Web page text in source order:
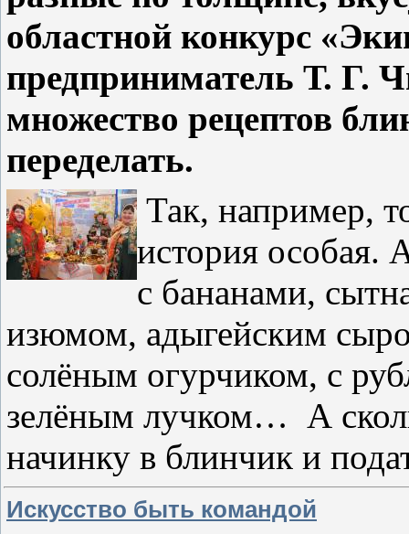
областной конкурс
предприниматель Т. Г.
множество рецептов
переделать.
Так, например,
история особая.
с бананами,
изюмом, адыгейским
солёным огурчиком, с
зелёным лучком… А
начинку в блинчик и
Искусство быть командой